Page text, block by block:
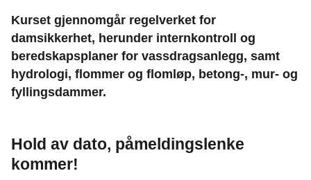
Kurset gjennomgår regelverket for
damsikkerhet, herunder internkontroll og
beredskapsplaner for vassdragsanlegg, samt
hydrologi, flommer og flomløp, betong-, mur- og
fyllingsdammer.
Hold av dato, påmeldingslenke
kommer!